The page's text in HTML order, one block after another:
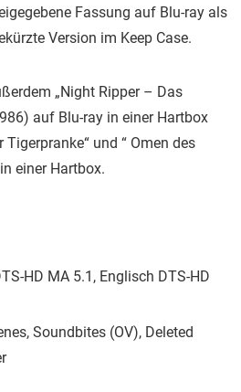
Fassung auf Blu-ray als
Version im Keep Case.
„Night Ripper – Das
auf Blu-ray in einer Hartbox
und “ Omen des
einer Hartbox.
HD MA 5.1, Englisch DTS-HD
Soundbites (OV), Deleted